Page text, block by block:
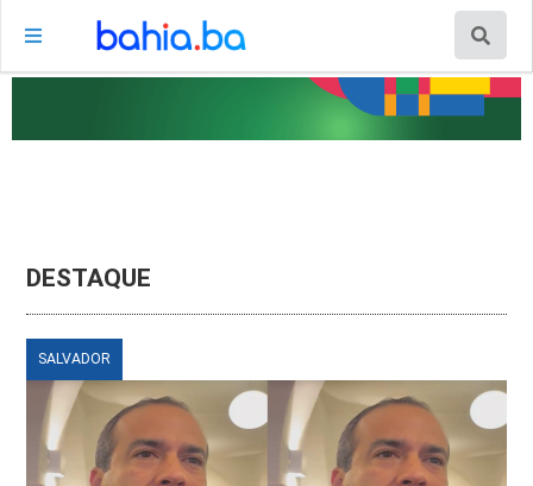
DESTAQUE
SALVADOR